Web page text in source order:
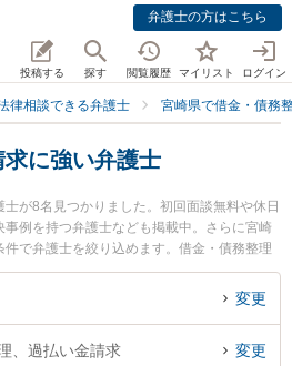
弁護士の方はこちら
投稿する 探す 閲覧履歴 マイリスト ログイン
律相談できる弁護士 宮崎県で借金・債務
に強い弁護士
が8名見つかりました。初回面談無料や休日
例を持つ弁護士なども掲載中。さらに宮崎
で弁護士を絞り込めます。借金・債務整理
クレジット会社の債務整理、リボ払いの債
検索もでき便利です。特にAXIS法律事務所
した過払い金請求のトラブルを今すぐに弁護
変更
、過払い金請求 変更